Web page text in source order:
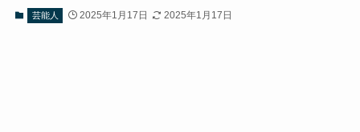
芸能人 2025年1月17日 2025年1月17日